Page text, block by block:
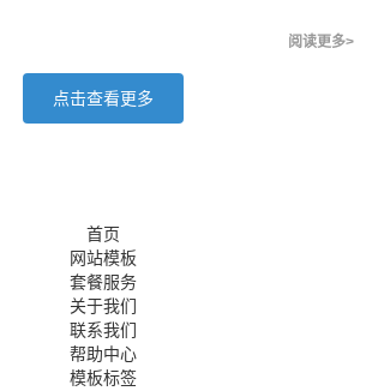
阅读更多>
点击查看更多
首页
网站模板
套餐服务
关于我们
联系我们
帮助中心
模板标签